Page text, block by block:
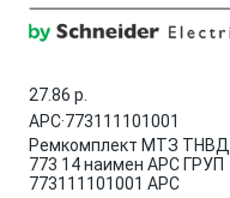
27.86 p.
APC·773111101001
Ремкомплект МТЗ ТНВД
773 14 наимен АРС ГРУП
773111101001 APC